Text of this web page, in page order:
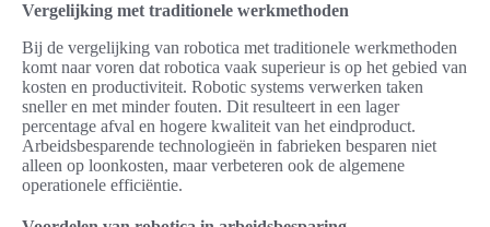
Vergelijking met traditionele werkmethoden
Bij de vergelijking van robotica met traditionele werkmethoden
komt naar voren dat robotica vaak superieur is op het gebied van
kosten en productiviteit. Robotic systems verwerken taken
sneller en met minder fouten. Dit resulteert in een lager
percentage afval en hogere kwaliteit van het eindproduct.
Arbeidsbesparende technologieën in fabrieken besparen niet
alleen op loonkosten, maar verbeteren ook de algemene
operationele efficiëntie.